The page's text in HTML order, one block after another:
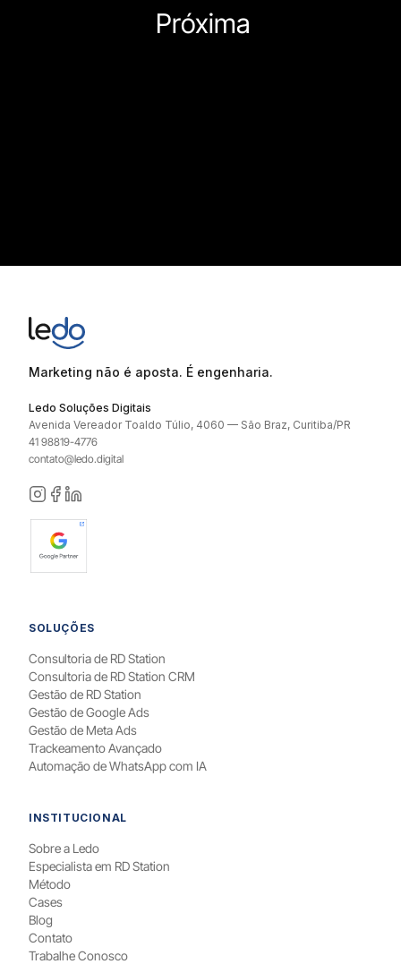
Próxima
Marketing não é aposta. É engenharia.
Ledo Soluções Digitais
Avenida Vereador Toaldo Túlio, 4060 — São Braz, Curitiba/PR
41 98819-4776
contato@ledo.digital
SOLUÇÕES
Consultoria de RD Station
Consultoria de RD Station CRM
Gestão de RD Station
Gestão de Google Ads
Gestão de Meta Ads
Trackeamento Avançado
Automação de WhatsApp com IA
INSTITUCIONAL
Sobre a Ledo
Especialista em RD Station
Método
Cases
Blog
Contato
Trabalhe Conosco